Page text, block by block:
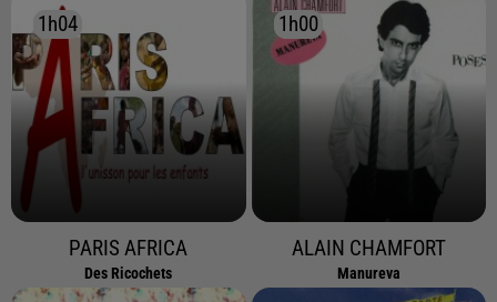
1h04
1h04
PARIS AFRICA
Des Ricochets
1h00
1h00
ALAIN CHAMFORT
Manureva